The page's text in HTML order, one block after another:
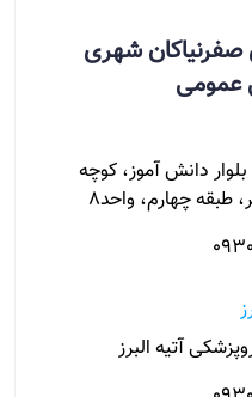
شهری
عمومی
دانش آموز، کوچه
طبقه چهارم، واحد۸
آتیه البرز